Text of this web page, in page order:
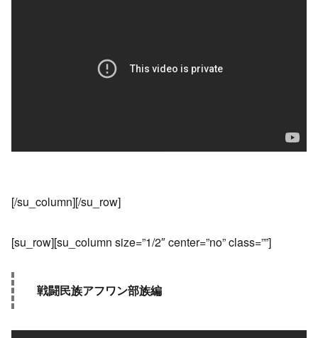
[/su_column][/su_row]
[su_row][su_column size=”1/2″ center=”no” class=””]
戦闘民族アフワン部族編